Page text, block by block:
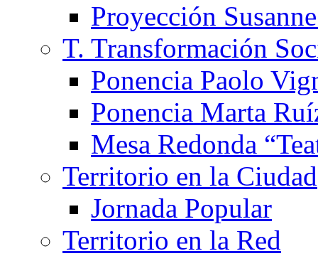
Proyección
T. Transformación
Ponencia Paolo
Ponencia Marta
Mesa Redonda
Territorio en la Ciudad
Jornada Popular
Territorio en la Red